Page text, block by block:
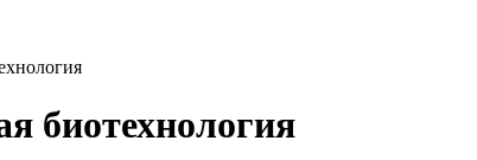
биотехнология